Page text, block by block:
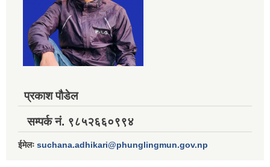
प्रकाश पौडेल
सम्पर्क नं. ९८५२६६०९९४
ईमेलः suchana.adhikari@phunglingmun.gov.np